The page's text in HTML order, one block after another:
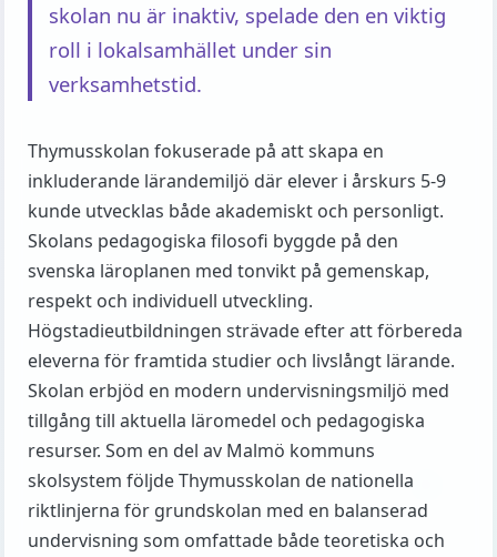
skolan nu är inaktiv, spelade den en viktig
roll i lokalsamhället under sin
verksamhetstid.
Thymusskolan fokuserade på att skapa en
inkluderande lärandemiljö där elever i årskurs 5-9
kunde utvecklas både akademiskt och personligt.
Skolans pedagogiska filosofi byggde på den
svenska läroplanen med tonvikt på gemenskap,
respekt och individuell utveckling.
Högstadieutbildningen strävade efter att förbereda
eleverna för framtida studier och livslångt lärande.
Skolan erbjöd en modern undervisningsmiljö med
tillgång till aktuella läromedel och pedagogiska
resurser. Som en del av Malmö kommuns
skolsystem följde Thymusskolan de nationella
riktlinjerna för grundskolan med en balanserad
undervisning som omfattade både teoretiska och